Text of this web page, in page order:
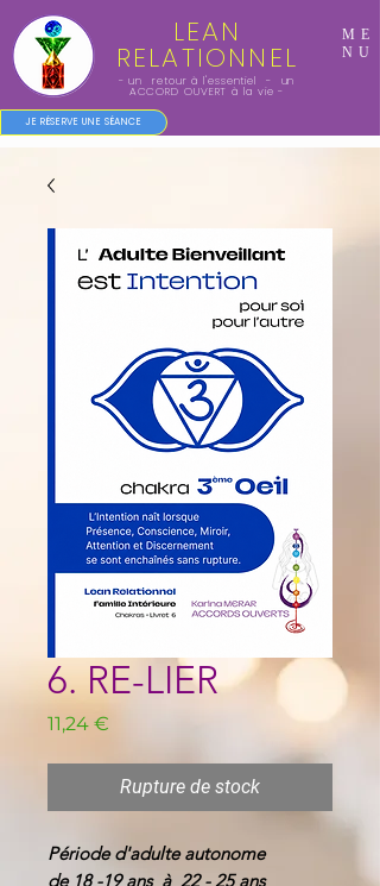
LEAN
RELATIONNEL
ME
NU
- un retour à l'essentiel - un
ACCORD OUVERT à la vie -
JE RÉSERVE UNE SÉANCE
6. RE-LIER
11,24 €
Rupture de stock
Période d'adulte autonome
de 18 -19 ans à 22 - 25 ans